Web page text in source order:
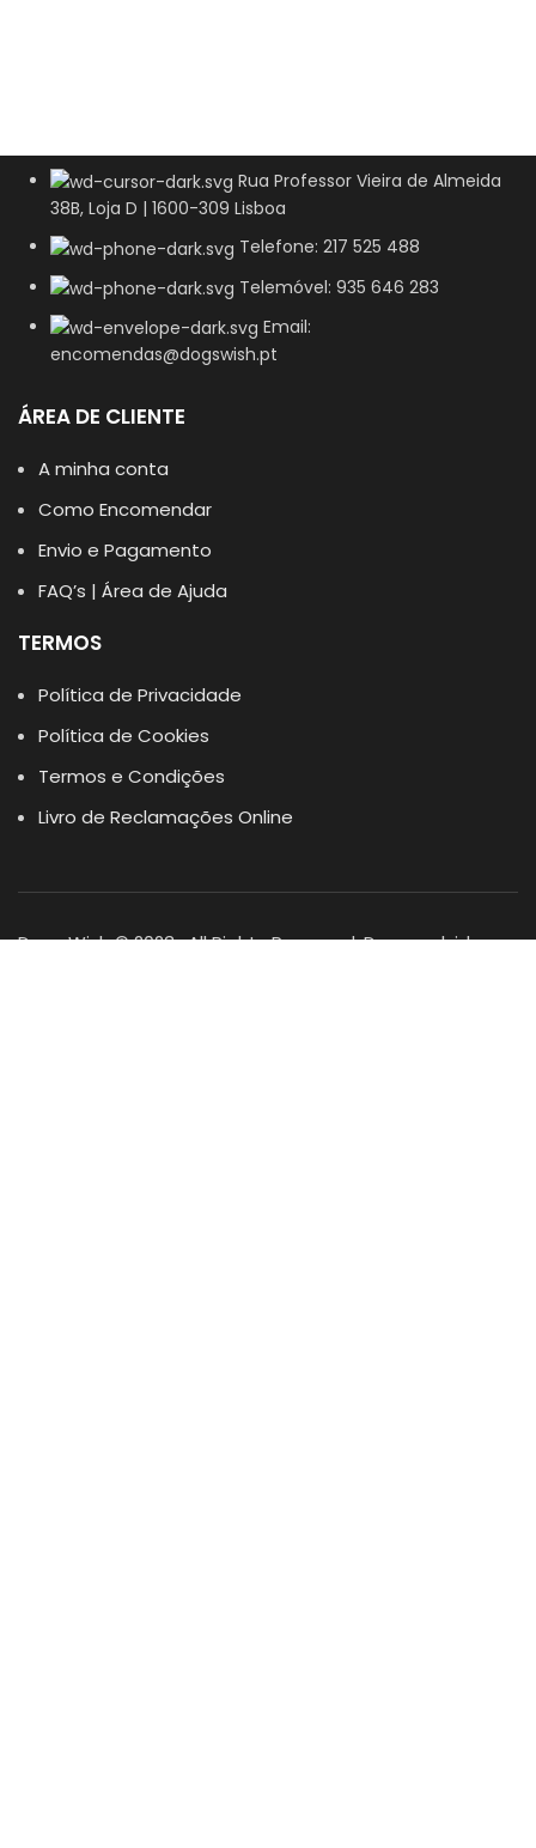
Rua Professor Vieira de Almeida
38B, Loja D | 1600-309 Lisboa
Telefone: 217 525 488
Telemóvel: 935 646 283
Email:
encomendas@dogswish.pt
ÁREA DE CLIENTE
A minha conta
Como Encomendar
Envio e Pagamento
FAQ’s | Área de Ajuda
TERMOS
Política de Privacidade
Política de Cookies
Termos e Condições
Livro de Reclamações Online
Dogs Wish © 2023 . All Rights Reserved. Desenvolvido por